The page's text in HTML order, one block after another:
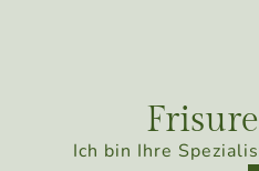
Ich bin Ihre